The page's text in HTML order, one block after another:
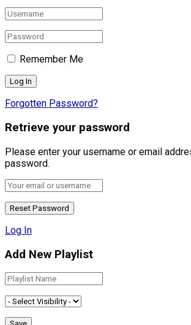
Remember Me
Forgotten Password?
Retrieve your password
Please enter your username or email
password.
Log In
Add New Playlist